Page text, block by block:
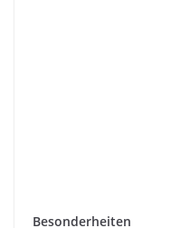
Besonderheiten